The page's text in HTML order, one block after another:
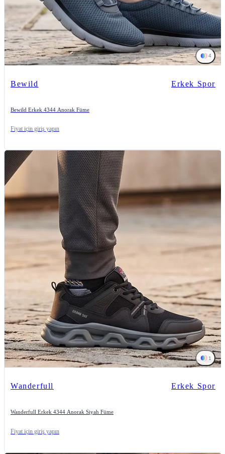
4
Bewild Erkek Spor
Bewild Erkek 4344 Anorak Füme
Fiyat için giriş yapın
1
Wanderfull Erkek Spor
Wanderfull Erkek 4344 Anorak Siyah Füme
Fiyat için giriş yapın